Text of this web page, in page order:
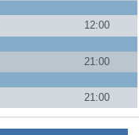
12:00
21:00
21:00